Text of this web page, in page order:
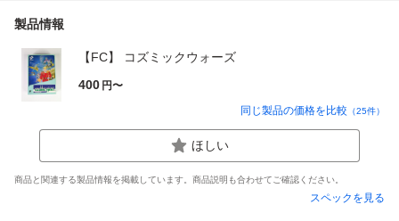
製品情報
【FC】 コズミックウォーズ
400 円〜
同じ製品の価格を比較 （25件）
ほしい
商品と関連する製品情報を掲載しています。商品説明も合わせてご確認ください。
スペックを見る